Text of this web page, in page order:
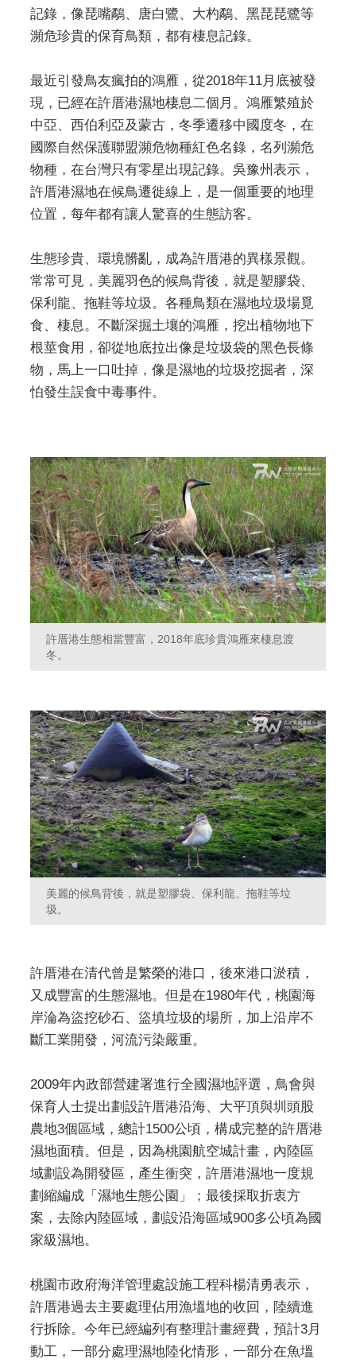
記錄，像琵嘴鷸、唐白鷺、大杓鷸、黑琵琵鷺等
瀕危珍貴的保育鳥類，都有棲息記錄。
最近引發鳥友瘋拍的鴻雁，從2018年11月底被發
現，已經在許厝港濕地棲息二個月。鴻雁繁殖於
中亞、西伯利亞及蒙古，冬季遷移中國度冬，在
國際自然保護聯盟瀕危物種紅色名錄，名列瀕危
物種，在台灣只有零星出現記錄。吳豫州表示，
許厝港濕地在候鳥遷徙線上，是一個重要的地理
位置，每年都有讓人驚喜的生態訪客。
生態珍貴、環境髒亂，成為許厝港的異樣景觀。
常常可見，美麗羽色的候鳥背後，就是塑膠袋、
保利龍、拖鞋等垃圾。各種鳥類在濕地垃圾場覓
食、棲息。不斷深掘土壤的鴻雁，挖出植物地下
根莖食用，卻從地底拉出像是垃圾袋的黑色長條
物，馬上一口吐掉，像是濕地的垃圾挖掘者，深
怕發生誤食中毒事件。
許厝港生態相當豐富，2018年底珍貴鴻雁來棲息渡
冬。
美麗的候鳥背後，就是塑膠袋、保利龍、拖鞋等垃
圾。
許厝港在清代曾是繁榮的港口，後來港口淤積，
又成豐富的生態濕地。但是在1980年代，桃園海
岸淪為盜挖砂石、盜填垃圾的場所，加上沿岸不
斷工業開發，河流污染嚴重。
2009年內政部營建署進行全國濕地評選，鳥會與
保育人士提出劃設許厝港沿海、大平頂與圳頭股
農地3個區域，總計1500公頃，構成完整的許厝港
濕地面積。但是，因為桃園航空城計畫，內陸區
域劃設為開發區，產生衝突，許厝港濕地一度規
劃縮編成「濕地生態公園」；最後採取折衷方
案，去除內陸區域，劃設沿海區域900多公頃為國
家級濕地。
桃園市政府海洋管理處設施工程科楊清勇表示，
許厝港過去主要處理佔用漁塭地的收回，陸續進
行拆除。今年已經編列有整理計畫經費，預計3月
動工，一部分處理濕地陸化情形，一部分在魚塭